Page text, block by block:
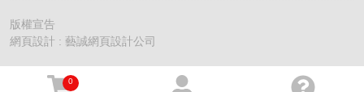
0
版權宣告
網頁設計 : 藝誠網頁設計公司